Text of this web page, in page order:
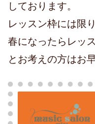
しております。
レッスン枠には限
春になったらレッ
とお考えの方はお